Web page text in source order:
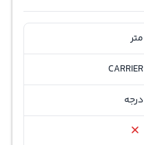
متر
CARRIER
درجه